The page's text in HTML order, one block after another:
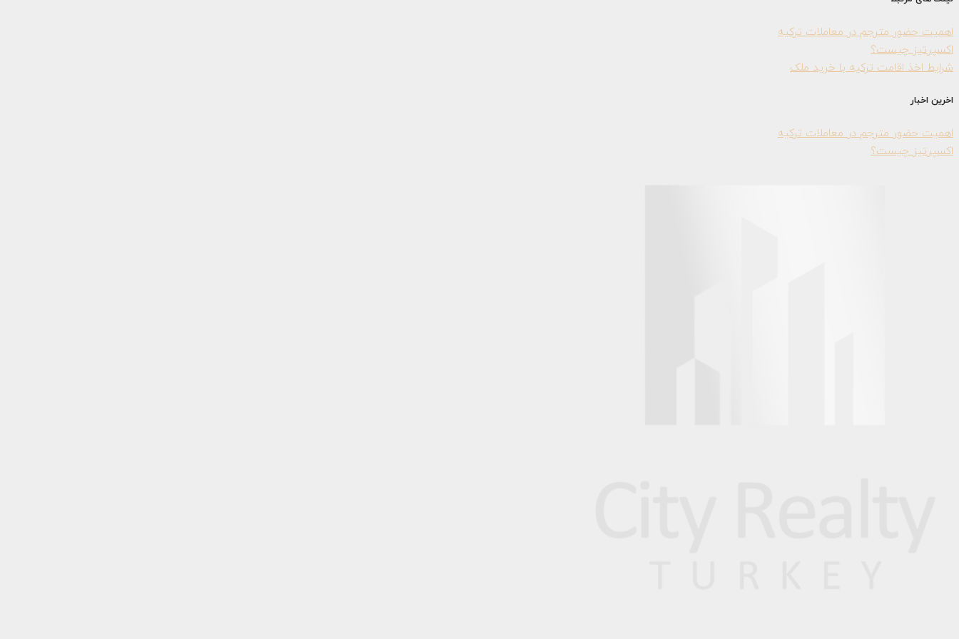
اهمیت حضور مترجم در معاملات ترکیه
اکسپرتیز چیست؟
شرایط اخذ اقامت ترکیه با خرید ملک
اخرین اخبار
اهمیت حضور مترجم در معاملات ترکیه
اکسپرتیز چیست؟